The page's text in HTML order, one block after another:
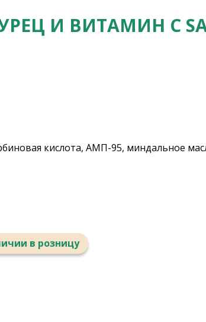
И ВИТАМИН С
кислота, АМП-95, миндальное
в розницу